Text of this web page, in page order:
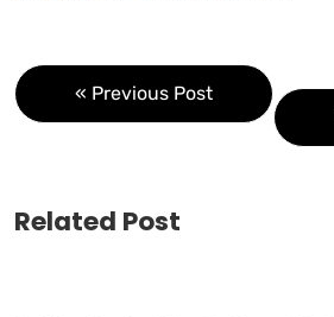
« Previous Post
Related Post